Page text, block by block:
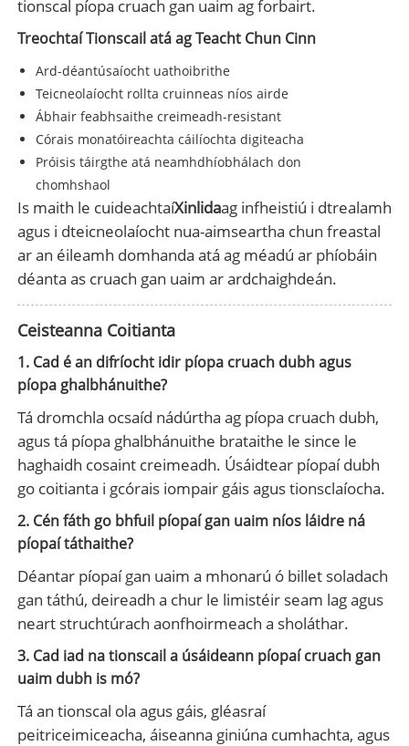
tionscal píopa cruach gan uaim ag forbairt.
Treochtaí Tionscail atá ag Teacht Chun Cinn
Ard-déantúsaíocht uathoibrithe
Teicneolaíocht rollta cruinneas níos airde
Ábhair feabhsaithe creimeadh-resistant
Córais monatóireachta cáilíochta digiteacha
Próisis táirgthe atá neamhdhíobhálach don
chomhshaol
Is maith le cuideachtaíXinlidaag infheistiú i dtrealamh
agus i dteicneolaíocht nua-aimseartha chun freastal
ar an éileamh domhanda atá ag méadú ar phíobáin
déanta as cruach gan uaim ar ardchaighdeán.
Ceisteanna Coitianta
1. Cad é an difríocht idir píopa cruach dubh agus
píopa ghalbhánuithe?
Tá dromchla ocsaíd nádúrtha ag píopa cruach dubh,
agus tá píopa ghalbhánuithe brataithe le since le
haghaidh cosaint creimeadh. Úsáidtear píopaí dubh
go coitianta i gcórais iompair gáis agus tionsclaíocha.
2. Cén fáth go bhfuil píopaí gan uaim níos láidre ná
píopaí táthaithe?
Déantar píopaí gan uaim a mhonarú ó billet soladach
gan táthú, deireadh a chur le limistéir seam lag agus
neart struchtúrach aonfhoirmeach a sholáthar.
3. Cad iad na tionscail a úsáideann píopaí cruach gan
uaim dubh is mó?
Tá an tionscal ola agus gáis, gléasraí
peitriceimiceacha, áiseanna giniúna cumhachta, agus